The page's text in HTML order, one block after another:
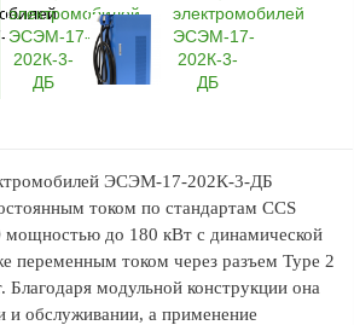
ЭСЭМ-17-202К-3-ДБ
током по стандартам ССS
до 180 кВт с динамической
переменным током через разъем Type 2
модульной конструкции она
и обслуживании, а применение